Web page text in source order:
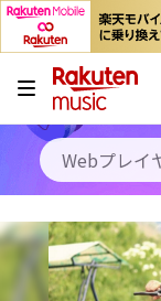
キャンペ
料金プラン
使い方
初回30日間無